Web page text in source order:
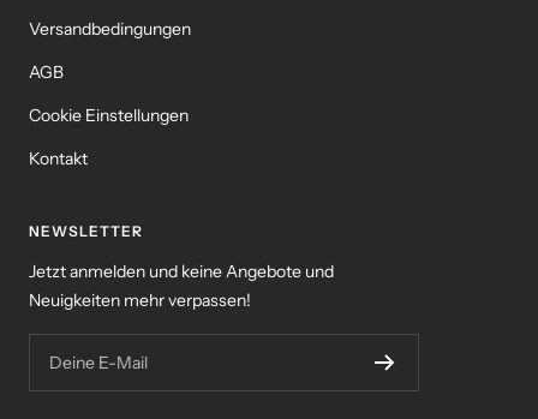
Versandbedingungen
AGB
Cookie Einstellungen
Kontakt
NEWSLETTER
Jetzt anmelden und keine Angebote und
Neuigkeiten mehr verpassen!
Deine E-Mail